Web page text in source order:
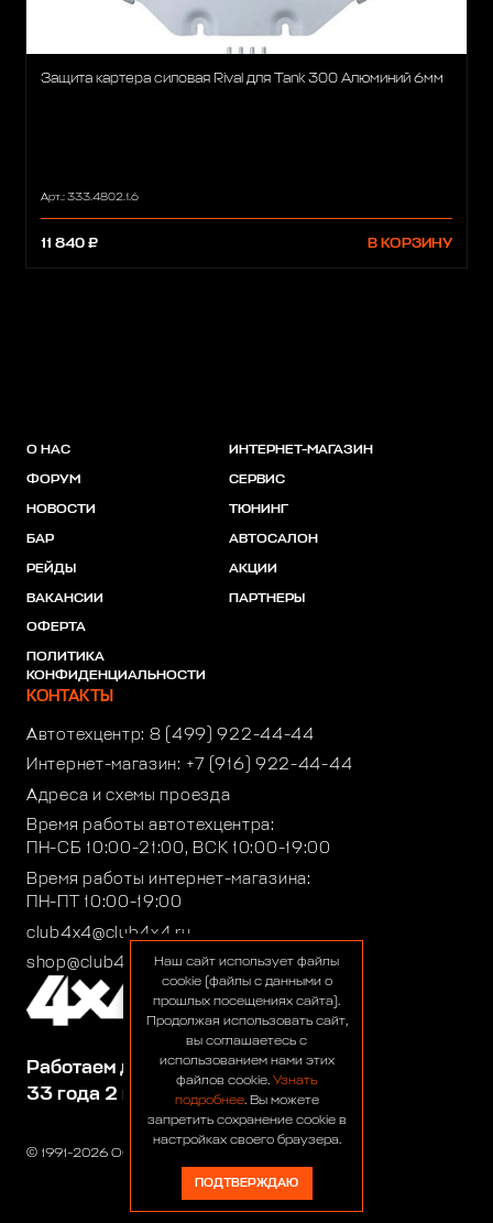
Защита картера силовая Rival для Tank 300 Алюминий 6мм
Арт.: 333.4802.1.6
11 840 ₽ В КОРЗИНУ
© 1991-2026 ООО «Сервис 4х4»
Работаем для вас:
33 года 2 месяца 22 дня
О НАС
ФОРУМ
НОВОСТИ
БАР
РЕЙДЫ
ВАКАНСИИ
ОФЕРТА
ПОЛИТИКА
КОНФИДЕНЦИАЛЬНОСТИ
ИНТЕРНЕТ-МАГАЗИН
СЕРВИС
ТЮНИНГ
АВТОСАЛОН
АКЦИИ
ПАРТНЕРЫ
КОНТАКТЫ
Автотехцентр: 8 (499) 922-44-44
Интернет-магазин: +7 (916) 922-44-44
Адреса и схемы проезда
Время работы автотехцентра:
ПН-СБ 10:00-21:00, ВСК 10:00-19:00
Время работы интернет-магазина:
ПН-ПТ 10:00-19:00
club4x4@club4x4.ru
shop@club4x4.ruНаш сайт использует файлы
cookie (файлы с данными о
прошлых посещениях сайта).
Продолжая использовать сайт,
вы соглашаетесь с
использованием нами этих
файлов cookie. Узнать
подробнее. Вы можете
запретить сохранение cookie в
настройках своего браузера.
ПОДТВЕРЖДАЮ